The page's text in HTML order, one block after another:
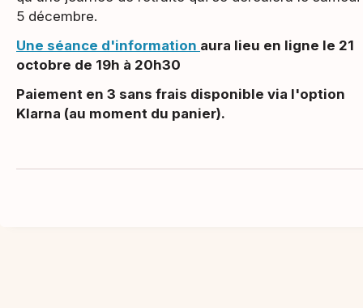
5 décembre.
Une séance d'information aura lieu en ligne le 21
octobre de 19h à 20h30
Paiement en 3 sans frais disponible via l'option
Klarna (au moment du panier).